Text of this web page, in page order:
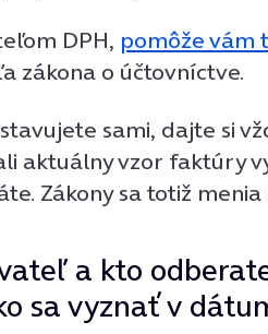
DPH, pomôže vám
zákona o účtovníctve.
sami, dajte si
aktuálny vzor faktúry
Zákony sa totiž
a kto
sa vyznať v